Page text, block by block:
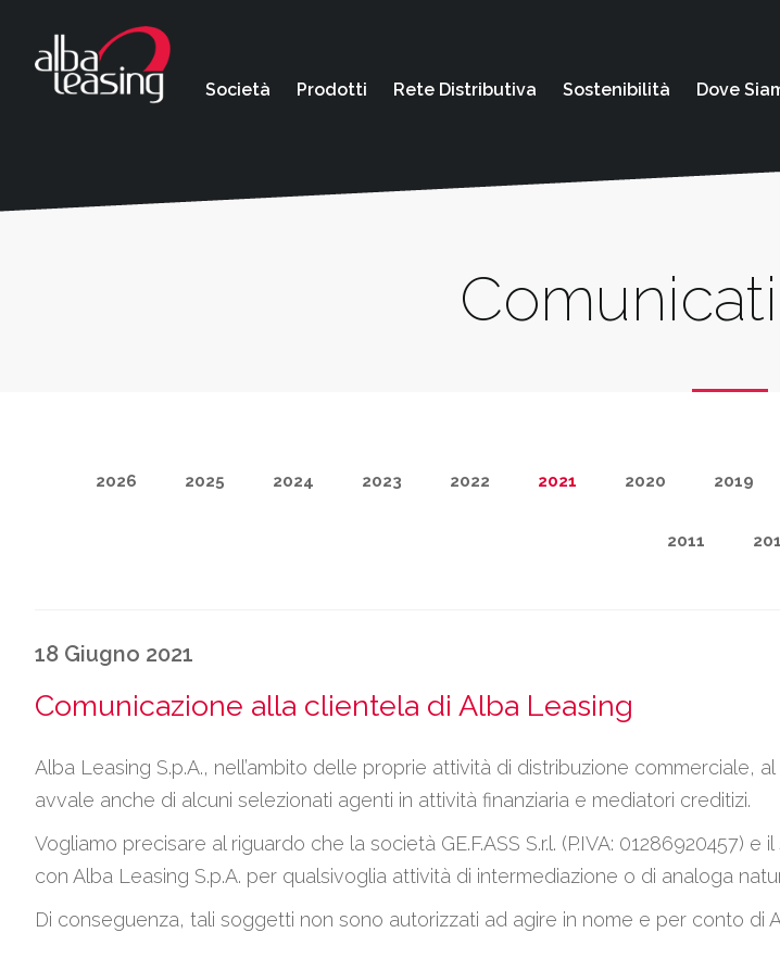
Società Prodotti Rete Distributiva Sostenibilità Dove
2026 2025 2024 2023 2022 2021 2020 2019
2011
18 Giugno 2021
Comunicazione alla clientela di Alba Leasing
Alba Leasing S.p.A., nell’ambito delle proprie attività di distribuzione commerciale,
avvale anche di alcuni selezionati agenti in attività finanziaria e mediatori creditizi.
Vogliamo precisare al riguardo che la società GE.F.ASS S.r.l. (P.IVA: 01286920457)
con Alba Leasing S.p.A. per qualsivoglia attività di intermediazione o di analoga
Di conseguenza, tali soggetti non sono autorizzati ad agire in nome e per conto di